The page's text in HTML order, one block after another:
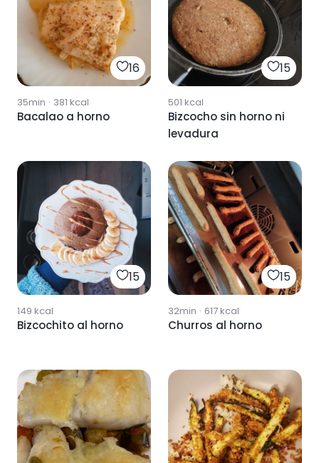
16
35min · 381 kcal
Bacalao a horno
15
501 kcal
Bizcocho sin horno ni
levadura
15
149 kcal
Bizcochito al horno
15
32min · 617kcal
Churros al horno